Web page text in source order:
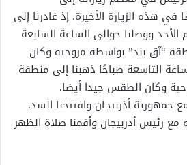
هذه الزيارة الأخيرة. إذ غادرنا إلى
ووصلنا حوالي الساعة السابعة
“آق بند” بواسطة مروحية وكان
التاسعة صباحًا ذهبنا إلى منطقة
وكان الطقس جيدا أيضا.
جمهورية أذربيجان وافتتحنا السد.
مع رئيس أذربيجان وأقمنا صلاة الظهر